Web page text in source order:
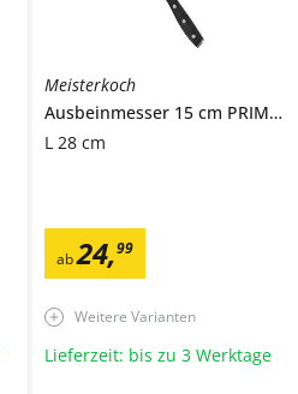
Meisterkoch
Ausbeinmesser 15 cm PRIMUS
L 28 cm
ab24,99
Weitere Varianten
Lieferzeit: bis zu 3 Werktage